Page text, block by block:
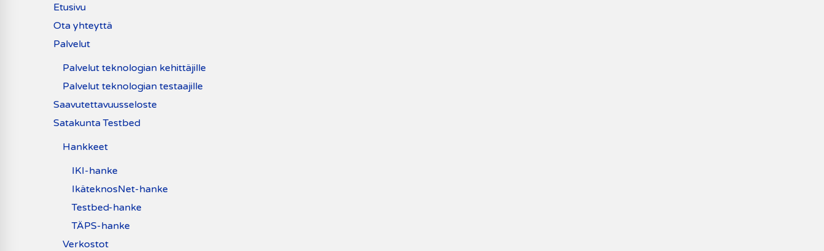
Etusivu
Ota yhteyttä
Palvelut
Palvelut teknologian kehittäjille
Palvelut teknologian testaajille
Saavutettavuusseloste
Satakunta Testbed
Hankkeet
IKI-hanke
IkäteknosNet-hanke
Testbed-hanke
TÄPS-hanke
Verkostot